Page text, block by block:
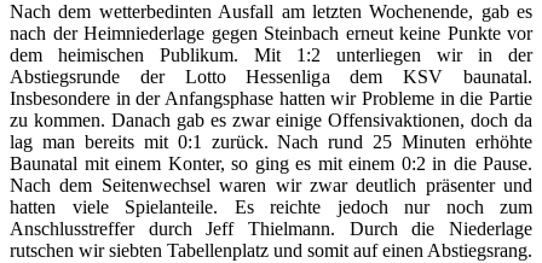
Nach dem wetterbedinten Ausfall am letzten Wochenende, gab es
nach der Heimniederlage gegen Steinbach erneut keine Punkte vor
dem heimischen Publikum. Mit 1:2 unterliegen wir in der
Abstiegsrunde der Lotto Hessenliga dem KSV baunatal.
Insbesondere in der Anfangsphase hatten wir Probleme in die Partie
zu kommen. Danach gab es zwar einige Offensivaktionen, doch da
lag man bereits mit 0:1 zurück. Nach rund 25 Minuten erhöhte
Baunatal mit einem Konter, so ging es mit einem 0:2 in die Pause.
Nach dem Seitenwechsel waren wir zwar deutlich präsenter und
hatten viele Spielanteile. Es reichte jedoch nur noch zum
Anschlusstreffer durch Jeff Thielmann. Durch die Niederlage
rutschen wir siebten Tabellenplatz und somit auf einen Abstiegsrang.